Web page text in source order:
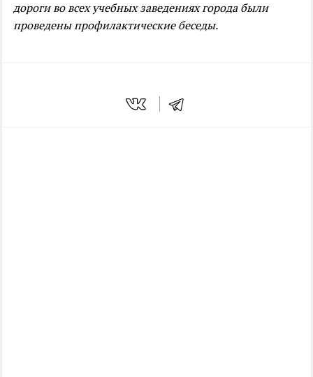
дороги во всех учебных заведениях города были
проведены профилактические беседы.